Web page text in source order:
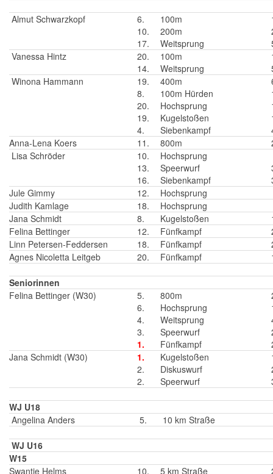
Almut Schwarzkopf
6.
10.
17.
100m
200m
Weitsprung
Vanessa Hintz
20.
14.
100m
Weitsprung
Winona Hammann
19.
8.
20.
19.
4.
400m
100m Hürden
Hochsprung
Kugelstoßen
Siebenkampf
Anna-Lena Koers
11. 800m
Lisa Schröder
10.
13.
16.
Hochsprung
Speerwurf
Siebenkampf
Jule Gimmy
12. Hochsprung
Judith Kamlage
18. Hochsprung
Jana Schmidt
8. Kugelstoßen
Felina Bettinger
12. Fünfkampf
Linn Petersen-Feddersen
18. Fünfkampf
Agnes Nicoletta Leitgeb
20. Fünfkampf
Seniorinnen
Felina Bettinger (W30)
5.
6.
4.
3.
1.
800m
Hochsprung
Weitsprung
Speerwurf
Fünfkampf
Jana Schmidt (W30)
1.
2.
2.
Kugelstoßen
Diskuswurf
Speerwurf
WJ U18
Angelina Anders
5. 10 km Straße
WJ U16
W15
Swantje Helms
10. 5 km Straße